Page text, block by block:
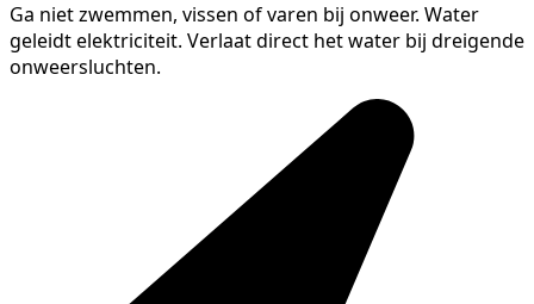
Ga niet zwemmen, vissen of varen bij onweer. Water
geleidt elektriciteit. Verlaat direct het water bij dreigende
onweersluchten.